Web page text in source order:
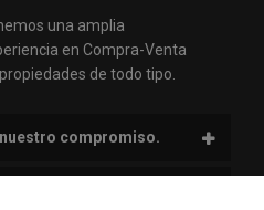
una amplia
en Compra-Venta
de todo tipo.
compromiso.